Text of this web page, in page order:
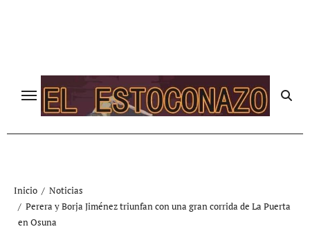
Inicio
Noticias
Perera y Borja Jiménez triunfan con una gran corrida de La Puerta
en Osuna